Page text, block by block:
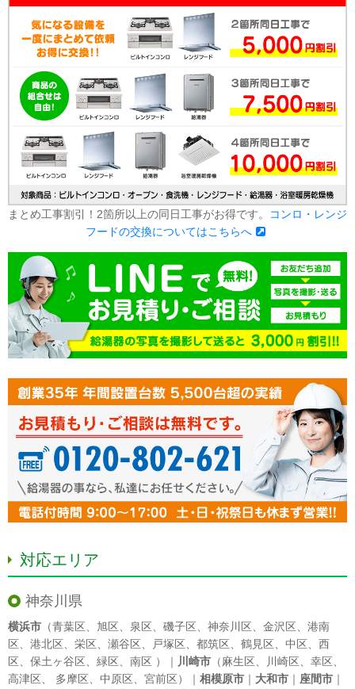
まとめ工事割引！2箇所以上の同日工事がお得です。
コンロ・レンジ
フードの交換についてはこちらへ
対応エリア
神奈川県
横浜市 （青葉区 旭区 泉区 磯子区 神奈川区 金沢区
港南
区
港北区 栄区 瀬谷区 戸塚区 都筑区 鶴見区 中区
西
区
保土ヶ谷区 緑区 南区 ）｜ 川崎市 （麻生区 川崎区 幸区
高津区
多摩区 中原区 宮前区）｜ 相模原市 ｜ 大和市 ｜ 座間市 ｜